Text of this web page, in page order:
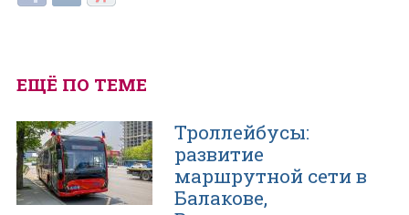
ЕЩЁ ПО ТЕМЕ
Троллейбусы:
развитие
маршрутной сети в
Балакове,